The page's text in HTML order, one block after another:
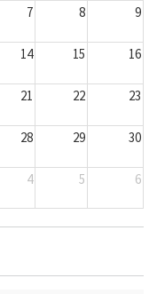
7 8 9
14 15 16
21 22 23
28 29 30
4 5 6